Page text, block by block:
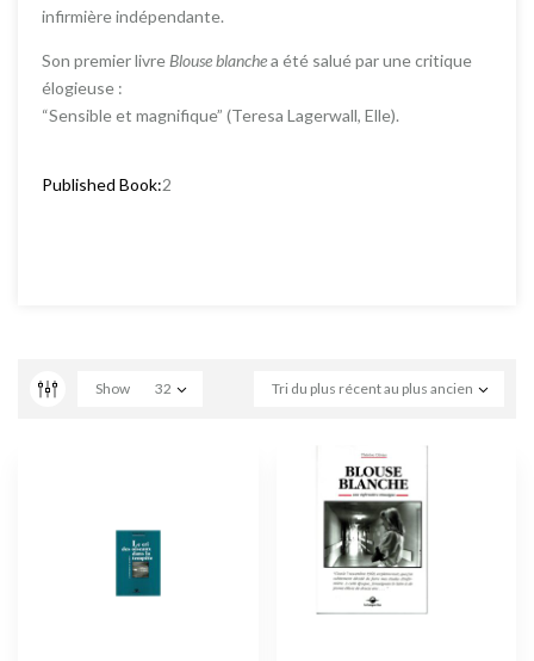
infirmière indépendante.
Son premier livre Blouse blanchea été salué par une critique
élogieuse :
“Sensible et magnifique” (Teresa Lagerwall, Elle).
Published Book:2
Tri du plus récent au plus ancien
Show 32